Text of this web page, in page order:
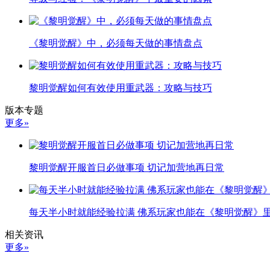
《黎明觉醒》中，必须每天做的事情盘点
黎明觉醒如何有效使用重武器：攻略与技巧
版本专题
更多»
黎明觉醒开服首日必做事项 切记加营地再日常
每天半小时就能经验拉满 佛系玩家也能在《黎明觉醒》
相关资讯
更多»